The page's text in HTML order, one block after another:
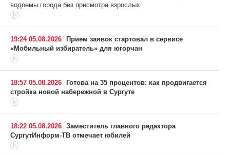
водоемы города без присмотра взрослых
19:24 05.08.2026 Прием заявок стартовал в сервисе
«Мобильный избиратель» для югорчан
18:57 05.08.2026 Готова на 35 процентов: как продвигается
стройка новой набережной в Сургуте
18:22 05.08.2026 Заместитель главного редактора
СургутИнформ-ТВ отмечает юбилей